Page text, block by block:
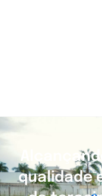
qualidade